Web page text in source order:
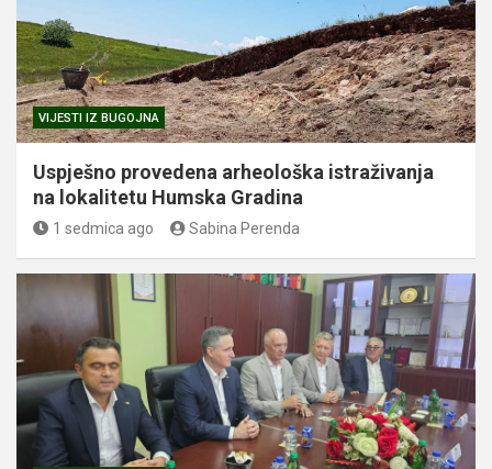
VIJESTI IZ BUGOJNA
Uspješno provedena arheološka istraživanja
na lokalitetu Humska Gradina
1 sedmica ago Sabina Perenda